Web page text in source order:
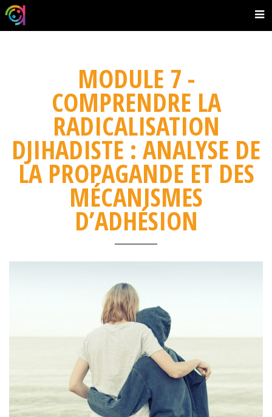
MODULE 7 -
COMPRENDRE LA
RADICALISATION
DJIHADISTE : ANALYSE DE
LA PROPAGANDE ET DES
MÉCANISMES
D’ADHÉSION